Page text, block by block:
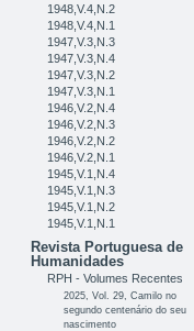
1948,V.4,N.2
1948,V.4,N.1
1947,V.3,N.3
1947,V.3,N.4
1947,V.3,N.2
1947,V.3,N.1
1946,V.2,N.4
1946,V.2,N.3
1946,V.2,N.2
1946,V.2,N.1
1945,V.1,N.4
1945,V.1,N.3
1945,V.1,N.2
1945,V.1,N.1
Revista Portuguesa de
Humanidades
RPH - Volumes Recentes
2025, Vol. 29, Camilo no
segundo centenário do seu
nascimento